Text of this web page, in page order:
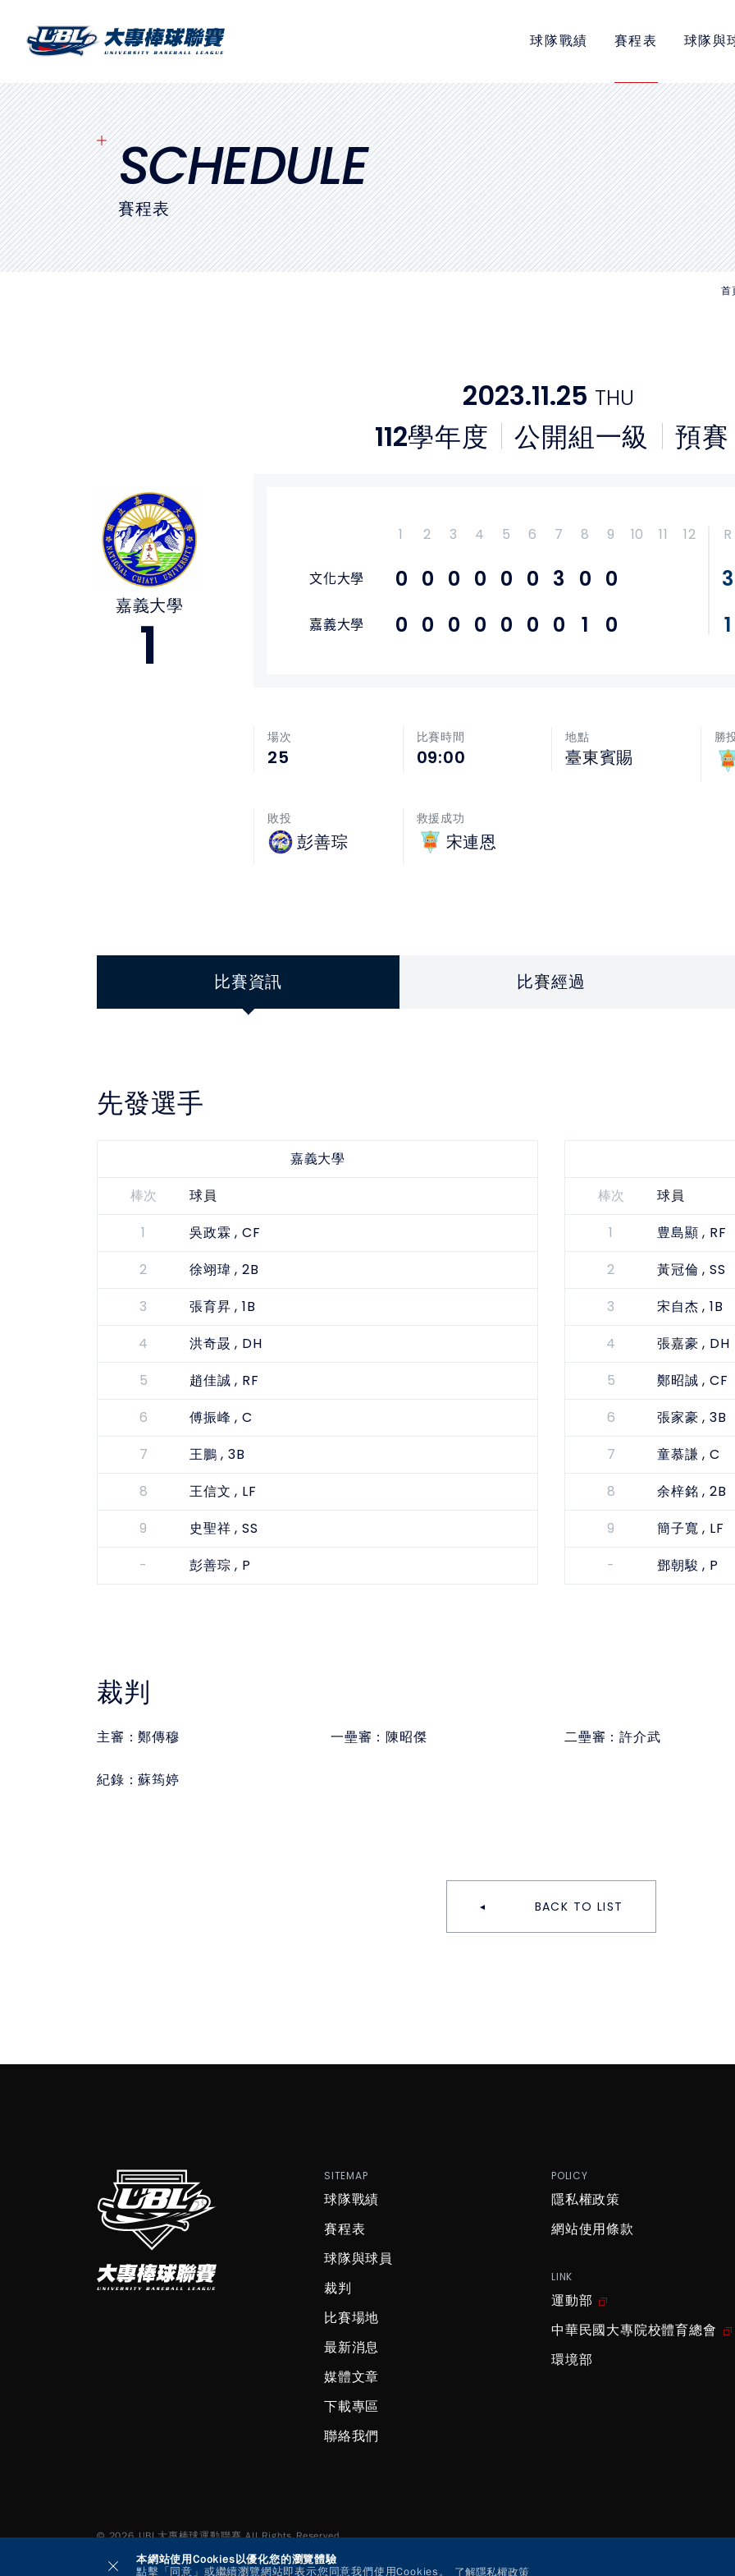
球隊戰績 賽程表 球隊與
SITEMAP
首頁
球隊戰績
賽程表
球隊與球員
裁判
隱私權政策
網站使用條款
LINK
教育部體育署
中華民國大專院校體育總會
SCHEDULE
賽程表
首
2023.11.25 THU
112學年度 公開組一級 預賽
嘉義大學
1
1 2 3 4 5 6 7 8 9 10 11 12 R
文化大學 0 0 0 0 0 0 3 0 0 3
嘉義大學 0 0 0 0 0 0 0 1 0 1
場次
25
比賽時間
09:00
地點
臺東賓賜
勝
敗投
彭善琮
救援成功
宋連恩
比賽資訊 比賽經過
先發選手
嘉義大學
棒次 球員
1 吳政霖 , CF
2
徐翊瑋 , 2B
3
張育昇 , 1B
4
洪奇晸 , DH
5
趙佳誠 , RF
6
傅振峰 , C
7
王鵬 , 3B
8
王信文 , LF
9
史聖祥 , SS
-
彭善琮 , P
棒次 球員
1 豊島顯 , RF
2
黃冠倫 , SS
3
宋自杰 , 1B
4
張嘉豪 , DH
5
鄭昭誠 , CF
6
張家豪 , 3B
7
童慕謙 , C
8
余梓銘 , 2B
9
簡子寬 , LF
-
鄧朝駿 , P
裁判
主審：鄭傳穆 一壘審： 陳昭傑 二壘審：許介武
紀錄：蘇筠婷
BACK TO LIST
SITEMAP
球隊戰績
賽程表
球隊與球員
裁判
比賽場地
最新消息
媒體文章
下載專區
聯絡我們
POLICY
隱私權政策
網站使用條款
LINK
運動部
中華民國大專院校體育總會
環境部
© 2026 UBL大專棒球運動聯賽 All Rights Reserved.
本網站使用Cookies以優化您的瀏覽體驗
點擊「同意」或繼續瀏覽網站即表示您同意我們使用Cookies。 了解隱私權政策